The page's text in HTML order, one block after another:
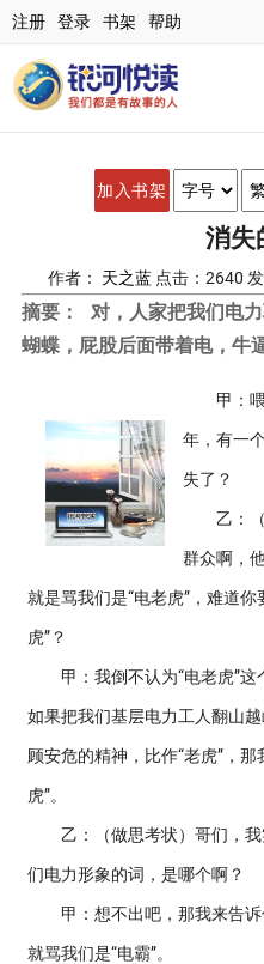
注册 登录 书架 帮助
加入书架
消失
作者： 天之蓝 点击：2640
摘要：
对，人家把我们电
蝴蝶，屁股后面带着电，牛
甲：喂
年，有一
失了？
乙：（
群众啊，
就是骂我们是“电老虎”，难道
虎”？
甲：我倒不认为“电老虎”这
如果把我们基层电力工人翻山
顾安危的精神，比作“老虎”，
虎”。
乙：（做思考状）哥们，我
们电力形象的词，是哪个啊？
甲：想不出吧，那我来告诉
就骂我们是“电霸”。